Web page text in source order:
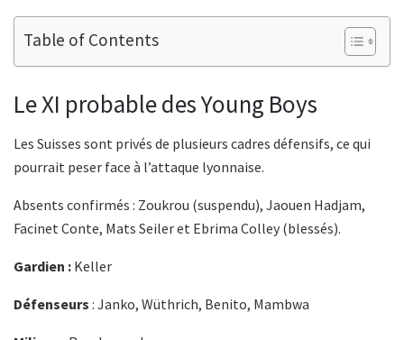
Table of Contents
Le XI probable des Young Boys
Les Suisses sont privés de plusieurs cadres défensifs, ce qui
pourrait peser face à l’attaque lyonnaise.
Absents confirmés : Zoukrou (suspendu), Jaouen Hadjam,
Facinet Conte, Mats Seiler et Ebrima Colley (blessés).
Gardien : Keller
Défenseurs : Janko, Wüthrich, Benito, Mambwa